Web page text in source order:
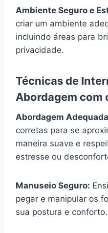
Ambiente Seguro e
criar um ambiente
incluindo áreas para
privacidade.
Técnicas de
Abordagem com
Abordagem
corretas para se
maneira suave e
estresse ou
Manuseio Seguro:
pegar e manipular os
sua postura e conforto.